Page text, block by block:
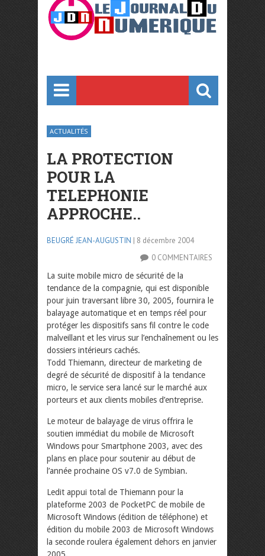
ACTUALITÉS
LA PROTECTION
POUR LA
TELEPHONIE
APPROCHE..
BEUGRÉ JEAN-AUGUSTIN | 8 décembre 2004
0 COMMENTAIRES
La suite mobile micro de sécurité de la
tendance de la compagnie, qui est disponible
pour juin traversant libre 30, 2005, fournira le
balayage automatique et en temps réel pour
protéger les dispositifs sans fil contre le code
malveillant et les virus sur l’enchaînement ou les
dossiers intérieurs cachés.
Todd Thiemann, directeur de marketing de
degré de sécurité de dispositif à la tendance
micro, le service sera lancé sur le marché aux
porteurs et aux clients mobiles d’entreprise.
Le moteur de balayage de virus offrira le
soutien immédiat du mobile de Microsoft
Windows pour Smartphone 2003, avec des
plans en place pour soutenir au début de
l’année prochaine OS v7.0 de Symbian.
Ledit appui total de Thiemann pour la
plateforme 2003 de PocketPC de mobile de
Microsoft Windows (édition de téléphone) et
édition du mobile 2003 de Microsoft Windows
la seconde roulera également dehors en janvier